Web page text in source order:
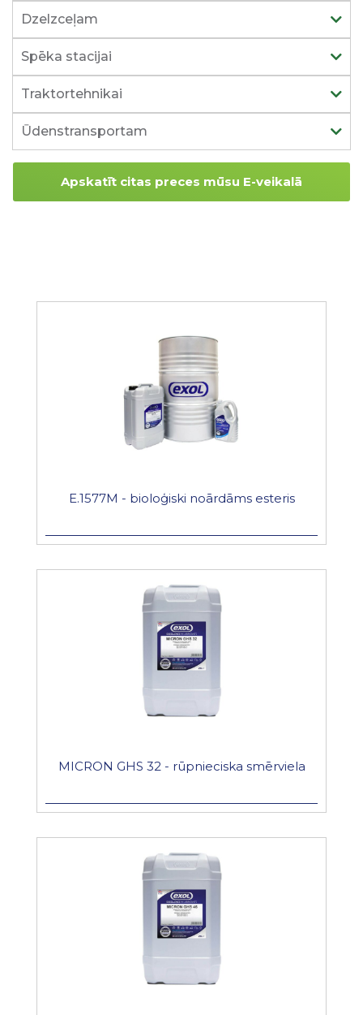
Dzelzceļam
Spēka stacijai
Traktortehnikai
Ūdenstransportam
Apskatīt citas preces mūsu E-veikalā
E.1577M - bioloģiski noārdāms esteris
MICRON GHS 32 - rūpnieciska smērviela